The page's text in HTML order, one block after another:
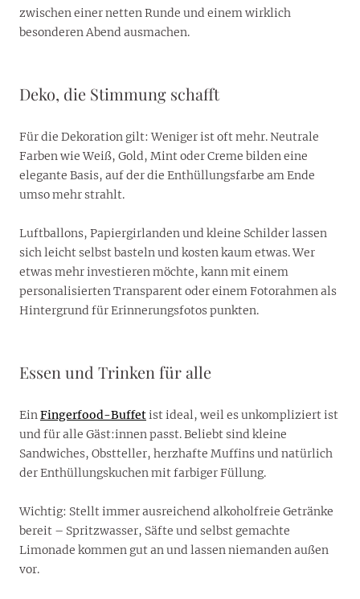
zwischen einer netten Runde und einem wirklich
besonderen Abend ausmachen.
Deko, die Stimmung schafft
Für die Dekoration gilt: Weniger ist oft mehr. Neutrale
Farben wie Weiß, Gold, Mint oder Creme bilden eine
elegante Basis, auf der die Enthüllungsfarbe am Ende
umso mehr strahlt.
Luftballons, Papiergirlanden und kleine Schilder lassen
sich leicht selbst basteln und kosten kaum etwas. Wer
etwas mehr investieren möchte, kann mit einem
personalisierten Transparent oder einem Fotorahmen als
Hintergrund für Erinnerungsfotos punkten.
Essen und Trinken für alle
EinFingerfood-Buffetist ideal, weil es unkompliziert ist
und für alle Gäst:innen passt. Beliebt sind kleine
Sandwiches, Obstteller, herzhafte Muffins und natürlich
der Enthüllungskuchen mit farbiger Füllung.
Wichtig: Stellt immer ausreichend alkoholfreie Getränke
bereit – Spritzwasser, Säfte und selbst gemachte
Limonade kommen gut an und lassen niemanden außen
vor.